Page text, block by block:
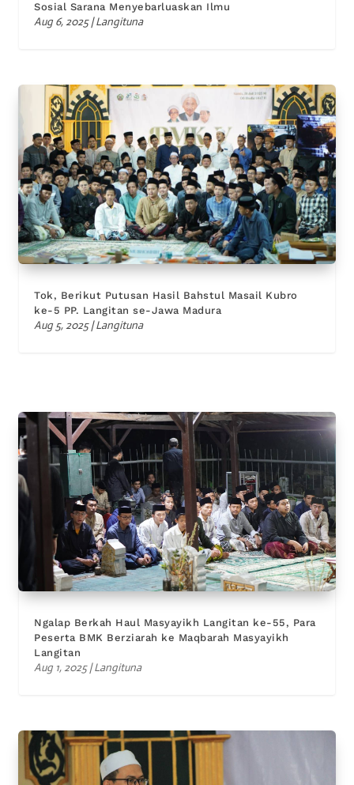
Sosial Sarana Menyebarluaskan Ilmu
Aug 6, 2025|Langituna
Tok, Berikut Putusan Hasil Bahstul Masail Kubro
ke-5 PP. Langitan se-Jawa Madura
Aug 5, 2025|Langituna
Ngalap Berkah Haul Masyayikh Langitan ke-55, Para
Peserta BMK Berziarah ke Maqbarah Masyayikh
Langitan
Aug 1, 2025|Langituna